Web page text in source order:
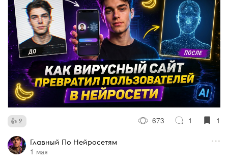
2 673 1 1
Главный По Нейросетям
1 мая